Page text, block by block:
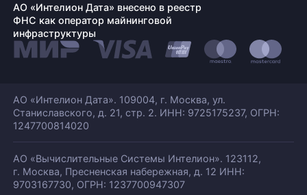
АО «Интелион Дата» внесено в реестр
ФНС как оператор майнинговой
инфраструктуры
АО «Интелион Дата». 109004, г. Москва, ул.
Станиславского, д. 21, стр. 2. ИНН: 9725175237, ОГРН:
1247700814020
АО «Вычислительные Системы Интелион». 123112,
г. Москва, Пресненская набережная, д. 12 ИНН:
9703167730, ОГРН: 1237700947307